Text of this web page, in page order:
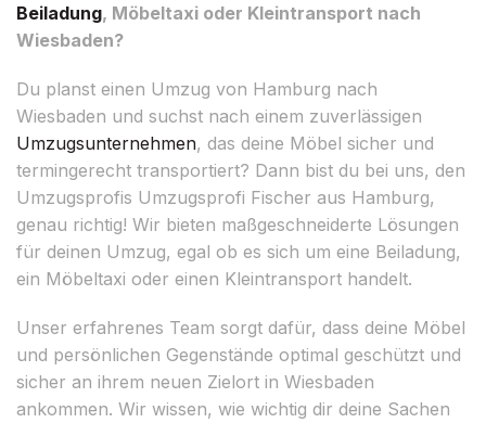
Beiladung, Möbeltaxi oder Kleintransport nach
Wiesbaden?
Du planst einen Umzug von Hamburg nach
Wiesbaden und suchst nach einem zuverlässigen
Umzugsunternehmen, das deine Möbel sicher und
termingerecht transportiert? Dann bist du bei uns, den
Umzugsprofis Umzugsprofi Fischer aus Hamburg,
genau richtig! Wir bieten maßgeschneiderte Lösungen
für deinen Umzug, egal ob es sich um eine Beiladung,
ein Möbeltaxi oder einen Kleintransport handelt.
Unser erfahrenes Team sorgt dafür, dass deine Möbel
und persönlichen Gegenstände optimal geschützt und
sicher an ihrem neuen Zielort in Wiesbaden
ankommen. Wir wissen, wie wichtig dir deine Sachen